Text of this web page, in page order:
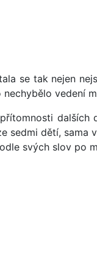
se tak nejen
vedení
dalších
sedmi dětí, sama
svých slov po